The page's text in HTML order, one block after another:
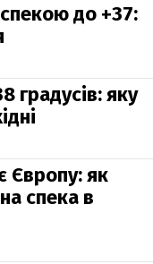
до +37:
градусів: яку
Європу: як
спека в